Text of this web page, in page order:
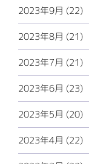
2023年9月 (22)
2023年8月 (21)
2023年7月 (21)
2023年6月 (23)
2023年5月 (20)
2023年4月 (22)